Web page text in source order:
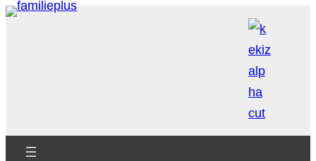
Zum